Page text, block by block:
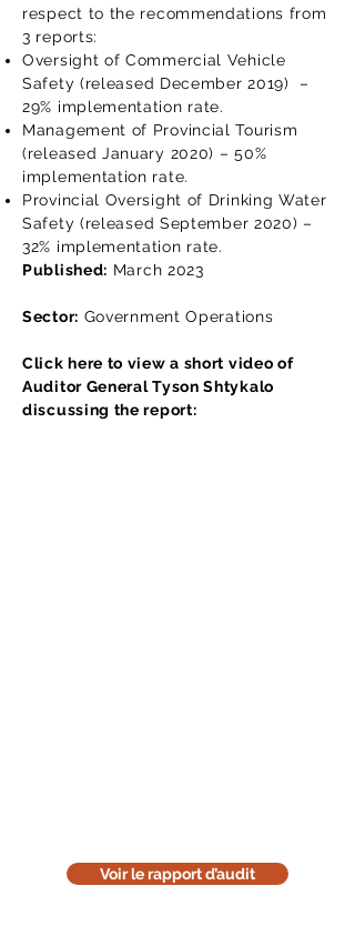
respect to the recommendations from
3 reports:
Oversight of Commercial Vehicle
Safety (released December 2019) –
29% implementation rate.
Management of Provincial Tourism
(released January 2020) – 50%
implementation rate.
Provincial Oversight of Drinking Water
Safety (released September 2020) –
32% implementation rate.
Published: March 2023
Sector: Government Operations
Click here to view a short video of
Auditor General Tyson Shtykalo
discussing the report:
Voir le rapport d’audit